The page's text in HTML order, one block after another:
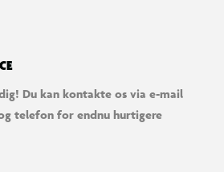
Du kan kontakte os via e-mail
telefon for endnu hurtigere